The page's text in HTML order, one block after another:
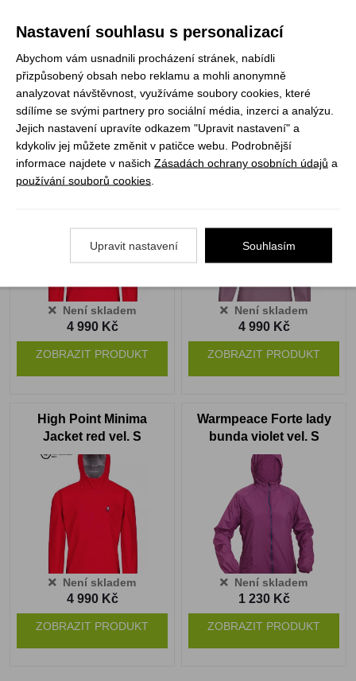
Skladem
1 390 Kč
VYBRAT VARIANTU
Skladem
1 390 Kč
VYBRAT VARIANTU
High Point Minima
Jacket red vel. XL
Není skladem
4 990 Kč
ZOBRAZIT PRODUKT
High Point Minima Lady
Jacket arctic dusk vel. L
Není skladem
4 990 Kč
ZOBRAZIT PRODUKT
High Point Minima
Jacket red vel. S
Není skladem
4 990 Kč
ZOBRAZIT PRODUKT
Warmpeace Forte lady
bunda violet vel. S
Není skladem
1 230 Kč
ZOBRAZIT PRODUKT
Nastavení souhlasu s personalizací
Abychom vám usnadnili procházení stránek, nabídli
přizpůsobený obsah nebo reklamu a mohli anonymně
analyzovat návštěvnost, využíváme soubory cookies, které
sdílíme se svými partnery pro sociální média, inzerci a analýzu.
Jejich nastavení upravíte odkazem "Upravit nastavení" a
kdykoliv jej můžete změnit v patičce webu. Podrobnější
informace najdete v našich Zásadách ochrany osobních údajů a
používání souborů cookies
Upravit nastavení Souhlasím